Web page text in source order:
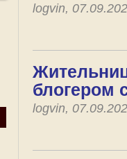
logvin,
блогером
logvin,